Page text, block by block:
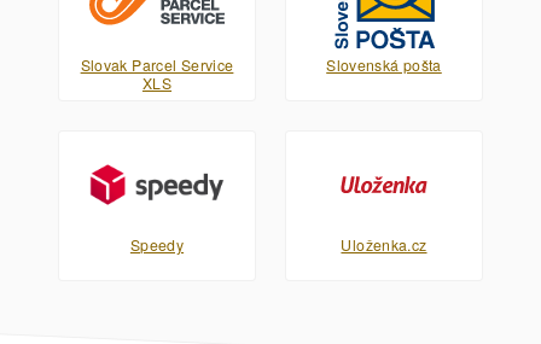
Slovak Parcel Service
XLS
Slovenská pošta
Speedy Uloženka.cz